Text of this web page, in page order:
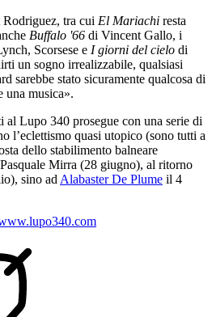
tra cui El Mariachi resta
Buffalo '66 di Vincent Gallo, i
Scorsese e I giorni del cielo di
un sogno irrealizzabile, qualsiasi
sarebbe stato sicuramente qualcosa di
una musica».
al Lupo 340 prosegue con una serie di
l’eclettismo quasi utopico (sono tutti a
dello stabilimento balneare
Mirra (28 giugno), al ritorno
sino ad Alabaster De Plume il 4